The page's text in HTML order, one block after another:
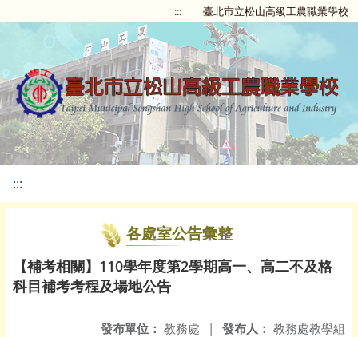
::: 臺北市立松山高級工農職業學校
:::
各處室公告彙整
【補考相關】110學年度第2學期高一、高二不及格
科目補考考程及場地公告
發布人： 教務處教學組
發布單位： 教務處 |